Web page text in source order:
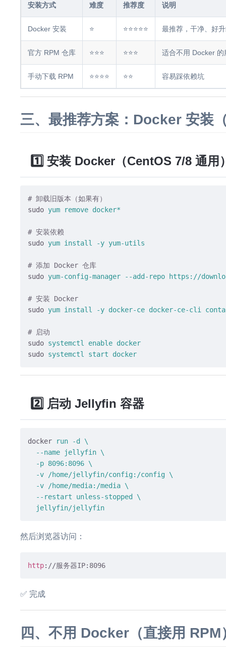
安装方式 难度 推荐度 说明
Docker 安装 ⭐ ⭐⭐⭐⭐⭐ 最推荐，干净、好
官方 RPM 仓库 ⭐⭐⭐ ⭐⭐⭐ 适合不用 Docker 的
手动下载 RPM ⭐⭐⭐⭐ ⭐⭐ 容易踩依赖坑
三、最推荐方案：Docker 安装
1️⃣ 安装 Docker（CentOS 7/8 通用
# 卸载旧版本（如果有）
sudo yum remove docker*
# 安装依赖
sudo yum install -y yum-utils
# 添加 Docker 仓库
sudo yum-config-manager --add-repo https://
# 安装 Docker
sudo yum install -y docker-ce docker-ce-cli
# 启动
sudo systemctl enable docker
sudo systemctl start docker
2️⃣ 启动 Jellyfin 容器
docker
run -d \
  --name jellyfin \
  -p 8096:8096 \
  -v /home/jellyfin/config:/config \
  -v /home/media:/media \
  --restart unless-stopped \
  jellyfin/jellyfin
然后浏览器访问：
http: //服务器IP:8096
✅ 完成
四、不用 Docker（直接用 RPM